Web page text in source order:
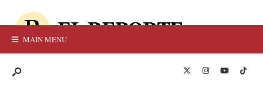
MAIN MENU